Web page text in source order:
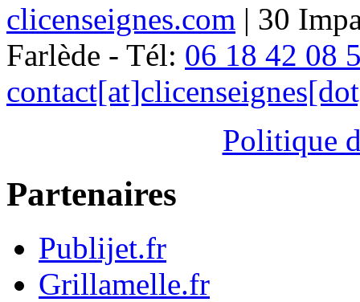
clicenseignes.com | 30
Farlède - Tél: 06 18 42 08
Politique
Partenaires
Publijet.fr
Grillamelle.fr